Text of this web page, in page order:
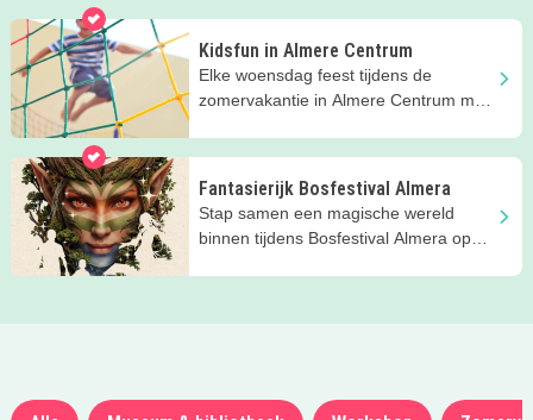
Kidsfun in Almere Centrum
Elke woensdag feest tijdens de
zomervakantie in Almere Centrum met
Fantasierijk Bosfestival Almera
Stap samen een magische wereld
binnen tijdens Bosfestival Almera op